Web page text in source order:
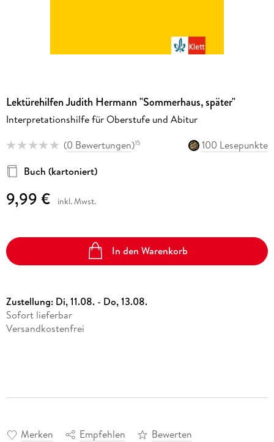
Lektürehilfen Judith Hermann "Sommerhaus, später"
Interpretationshilfe für Oberstufe und Abitur
(0 Bewertungen)15
100 Lesepunkte
Buch (kartoniert)
9,99 € inkl. Mwst.
In den Warenkorb
Zustellung: Di, 11.08. - Do, 13.08.
Sofort lieferbar
Versandkostenfrei
Merken Empfehlen Bewerten